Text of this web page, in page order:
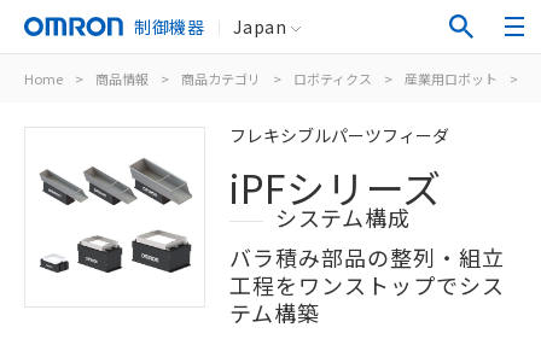
制御機器 Japan
Home > 商品情報 > 商品カテゴリ > ロボティクス > 産業用ロボット >
フレキシブルパーツフィーダ
iPFシリーズ
システム構成
バラ積み部品の整列・組立
工程をワンストップでシス
テム構築